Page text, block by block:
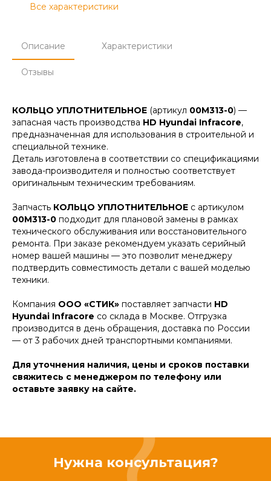
Все характеристики
Описание Характеристики
Отзывы
КОЛЬЦО УПЛОТНИТЕЛЬНОЕ (артикул 00M313-0) —
запасная часть производства HD Hyundai Infracore,
предназначенная для использования в строительной и
специальной технике.
Деталь изготовлена в соответствии со спецификациями
завода-производителя и полностью соответствует
оригинальным техническим требованиям.
Запчасть КОЛЬЦО УПЛОТНИТЕЛЬНОЕ с артикулом
00M313-0 подходит для плановой замены в рамках
технического обслуживания или восстановительного
ремонта. При заказе рекомендуем указать серийный
номер вашей машины — это позволит менеджеру
подтвердить совместимость детали с вашей моделью
техники.
Компания ООО «СТИК» поставляет запчасти HD
Hyundai Infracore со склада в Москве. Отгрузка
производится в день обращения, доставка по России
— от 3 рабочих дней транспортными компаниями.
Для уточнения наличия, цены и сроков поставки
свяжитесь с менеджером по телефону или
оставьте заявку на сайте.
Нужна консультация?